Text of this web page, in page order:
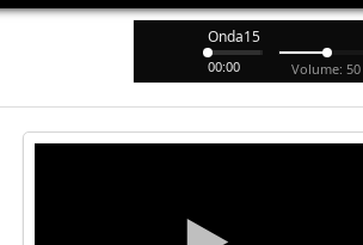
Onda15
00:00 Volume: 50